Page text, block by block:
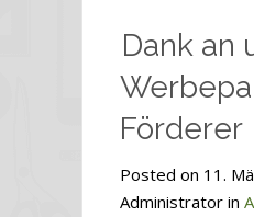
Dank an
Förderer
Posted on 11.
Administrator in